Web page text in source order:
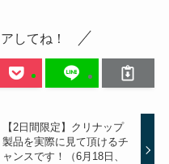
してね！
【2日間限定】クリナップ
製品を実際に見て頂けるチ
ャンスです！（6月18日、